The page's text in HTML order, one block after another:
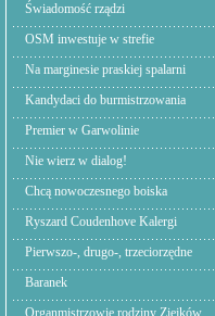
Świadomość rządzi
OSM inwestuje w strefie
Na marginesie praskiej spalarni
Kandydaci do burmistrzowania
Premier w Garwolinie
Nie wierz w dialog!
Chcą nowoczesnego boiska
Ryszard Coudenhove Kalergi
Pierwszo-, drugo-, trzeciorzędne
Baranek
Organmistrzowie rodziny Ziejków